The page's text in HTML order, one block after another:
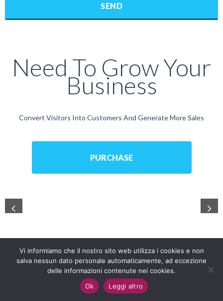
Need To Grow Your
Business
Convert Visitors Into Customers And Generate More Sales
PURCHASE
There will be a lot of things are waiting for
you. Don't hesitate because of the helpful
that we bring you
Vi informiamo che il nostro sito web utilizza i cookies e non
salva nessun dato personale automaticamente, ad eccezione
delle informazioni contenute nei cookies.
Ok
Leggi altro